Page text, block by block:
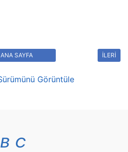
İLERİ
ANA SAYFA
Görüntüle
B C